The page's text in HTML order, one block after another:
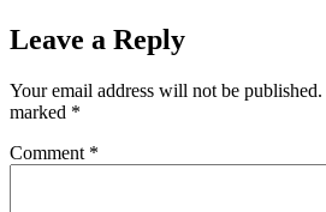
Leave a Reply
Your email address will not be published.
marked *
Comment *